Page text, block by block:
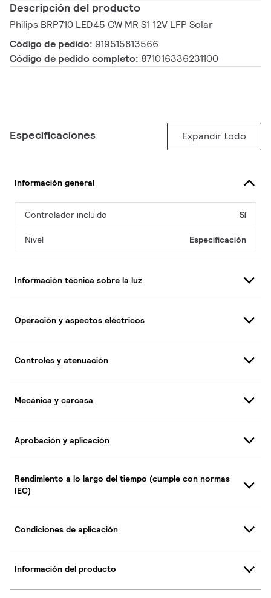
Descripción del producto
Philips BRP710 LED45 CW MR S1 12V LFP Solar
Código de pedido: 919515813566
Código de pedido completo: 871016336231100
Especificaciones Expandir todo
Información general
Controlador incluido Sí
Nivel Especificación
Información técnica sobre la luz
Operación y aspectos eléctricos
Controles y atenuación
Mecánica y carcasa
Aprobación y aplicación
Rendimiento a lo largo del tiempo (cumple con normas
IEC)
Condiciones de aplicación
Información del producto